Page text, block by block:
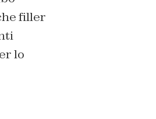
filler
lo